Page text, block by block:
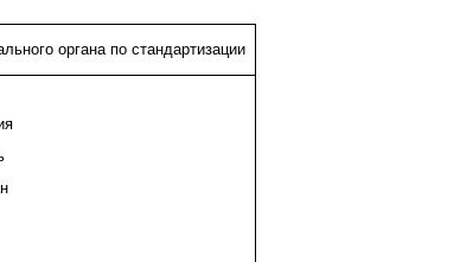
органа по стандартизации